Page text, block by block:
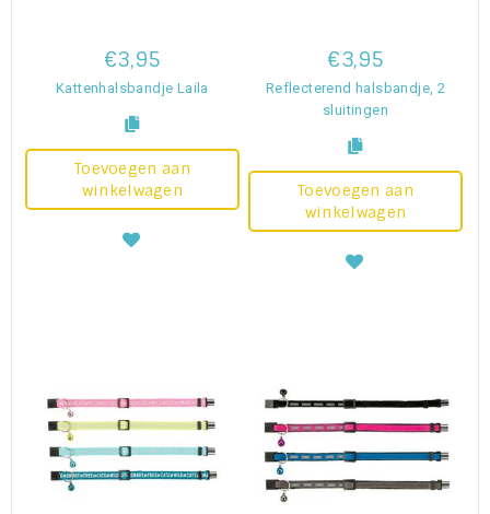
€3,95
Kattenhalsbandje Laila
Toevoegen aan
winkelwagen
€3,95
Reflecterend halsbandje, 2
sluitingen
Toevoegen aan
winkelwagen